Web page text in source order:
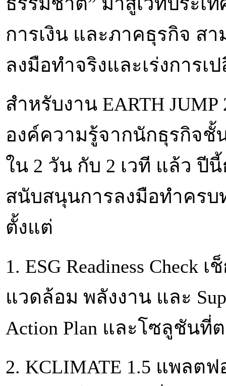
การเงิน และภาคธุรกิจ ส
ลงมือทำจริงและเร่งการเ
สำหรับงาน EARTH
องค์ความรู้จากนักธุรกิจชั้
ใน 2 วัน กับ 2 เวที แล้ว ปี
สนับสนุนการลงมือทำครบ
ตั้งแต่
1. ESG Readiness
แวดล้อม พลังงาน และ
Action Plan และโซลูชันที่
2. KCLIMATE 1.5 แพลต